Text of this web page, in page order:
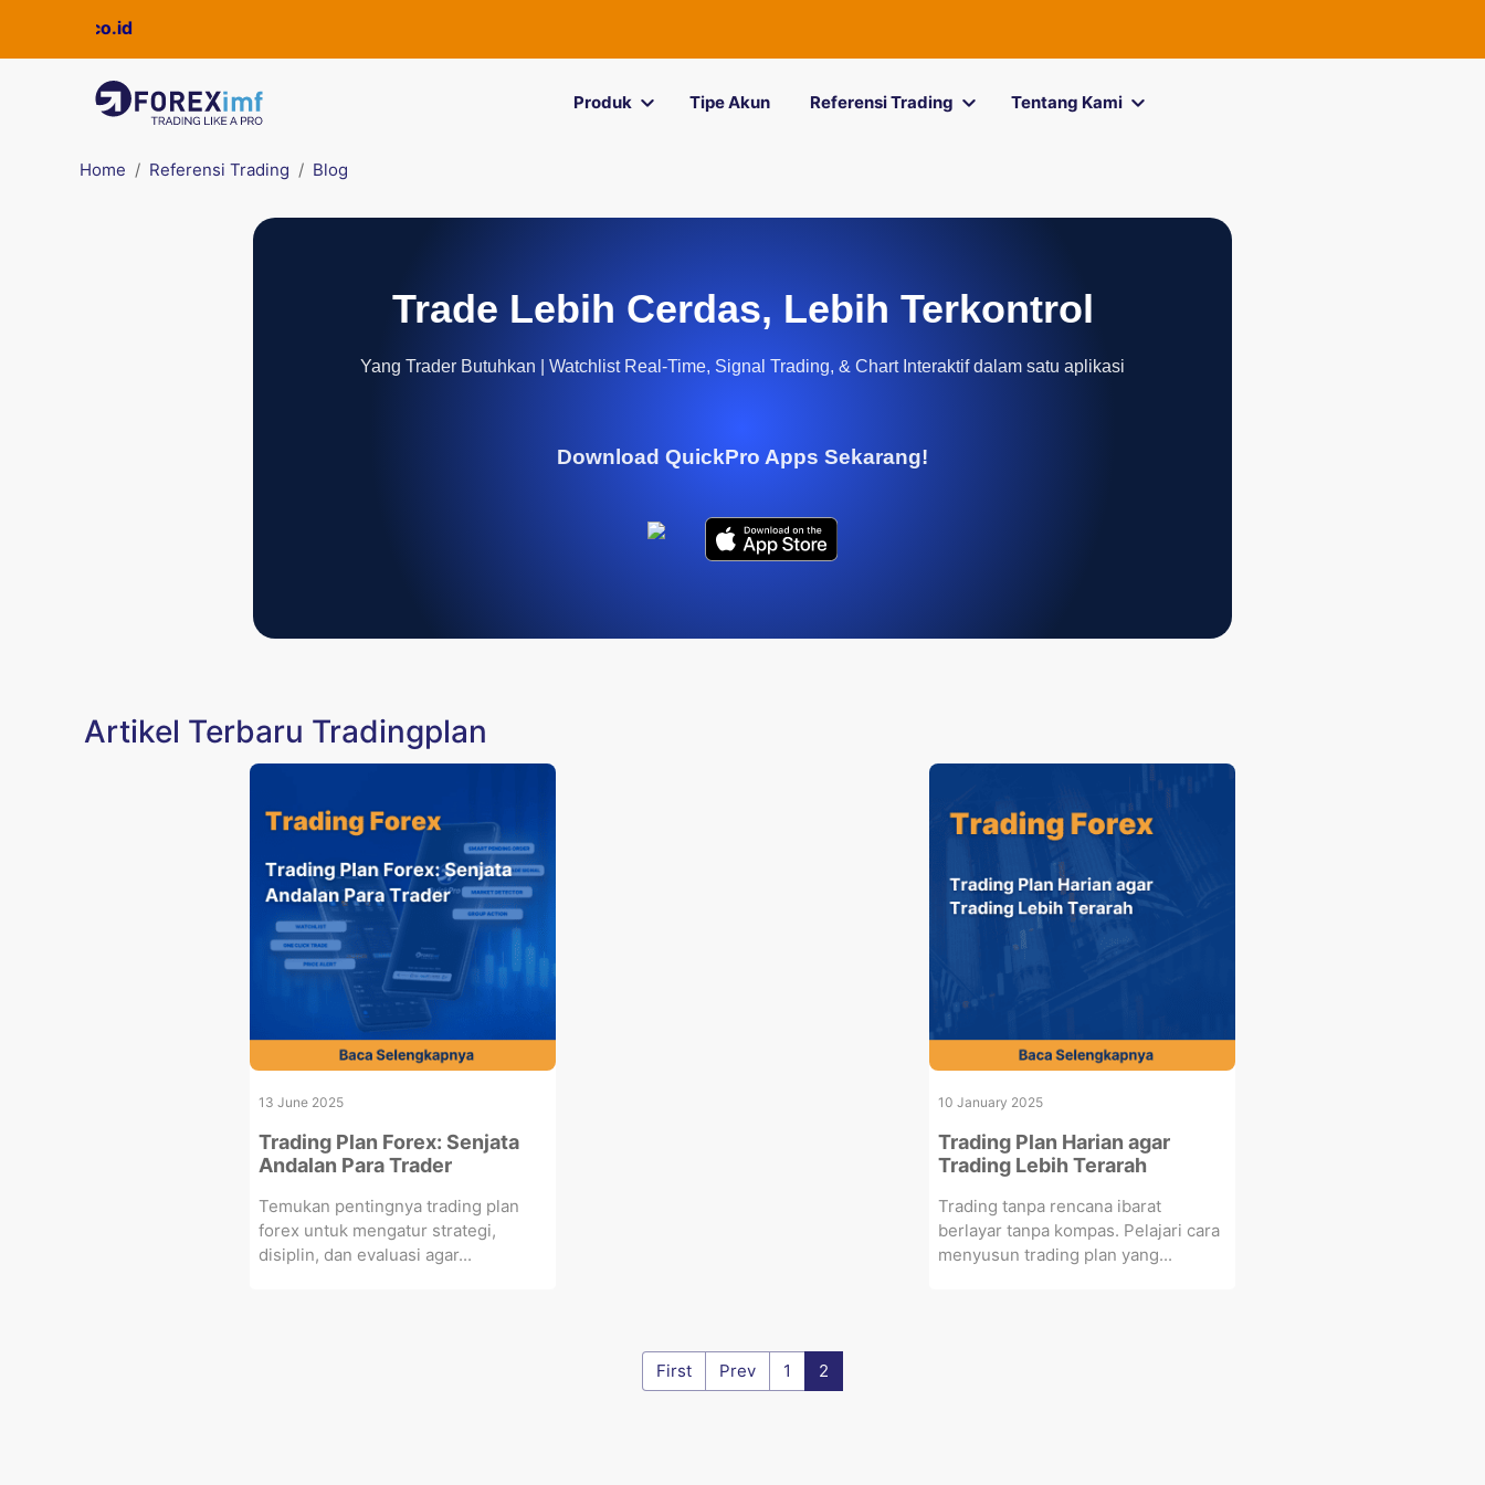
Produk Tipe Akun Referensi Trading Tentang Kami
Home Referensi Trading Blog
Trade Lebih Cerdas, Lebih Terkontrol
Yang Trader Butuhkan | Watchlist Real-Time, Signal Trading, & Chart Interaktif dalam satu aplikasi
Download QuickPro Apps Sekarang!
Artikel Terbaru Tradingplan
13 June 2025
Trading Plan Forex: Senjata
Andalan Para Trader
Temukan pentingnya trading plan
forex untuk mengatur strategi,
disiplin, dan evaluasi agar...
10 January 2025
Trading Plan Harian agar
Trading Lebih Terarah
Trading tanpa rencana ibarat
berlayar tanpa kompas. Pelajari cara
menyusun trading plan yang...
First Prev 1 2